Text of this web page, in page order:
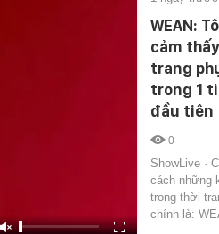
WEAN:
cảm
trang
trong 1
đầu tiên
0
ShowLive ·
cách những
trong thời
chính là: